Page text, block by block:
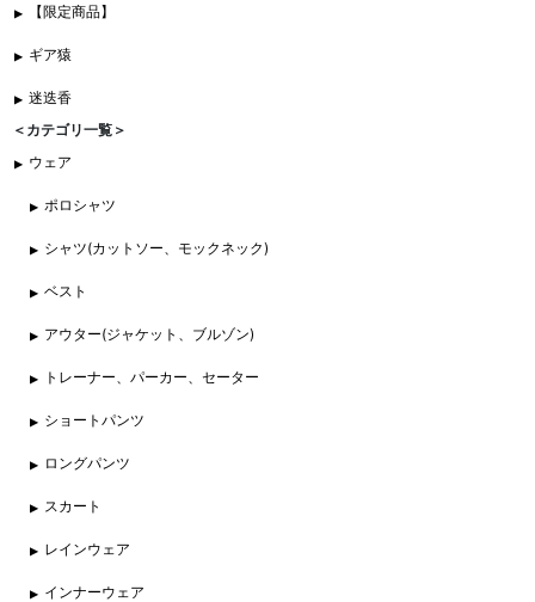
【限定商品】
ギア猿
迷迭香
＜カテゴリ一覧＞
ウェア
ポロシャツ
シャツ(カットソー、モックネック)
ベスト
アウター(ジャケット、ブルゾン)
トレーナー、パーカー、セーター
ショートパンツ
ロングパンツ
スカート
レインウェア
インナーウェア